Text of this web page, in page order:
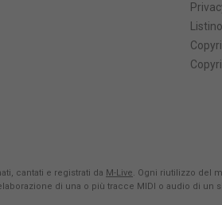
cantati e registrati da M-Live. Ogni riutilizzo del
di una o più tracce MIDI o audio di